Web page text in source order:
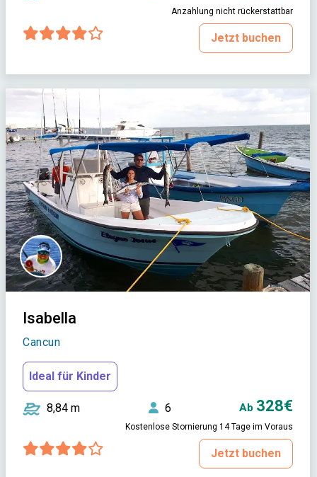
Anzahlung nicht rückerstattbar
Jetzt buchen
Isabella
Cancun
Ideal für Kinder
8,84 m 6 Ab 328€
Kostenlose Stornierung 14 Tage im Voraus
Jetzt buchen